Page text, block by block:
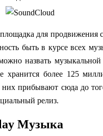
для продвижения
быть в курсе всех
назвать музыкальной
хранится более 125
прибывают сюда до
релиз.
Музыка